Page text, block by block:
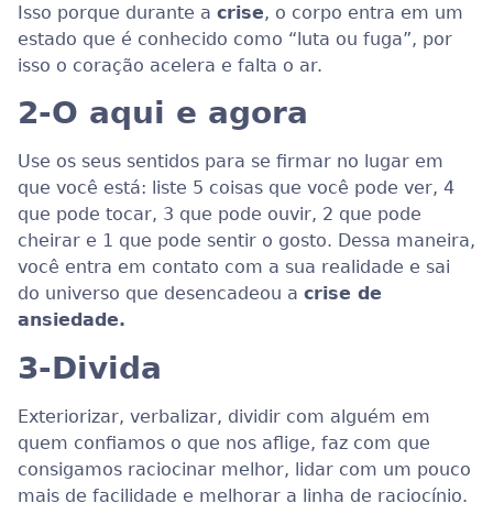
Isso porque durante a crise, o corpo entra em um
estado que é conhecido como “luta ou fuga”, por
isso o coração acelera e falta o ar.
2-O aqui e agora
Use os seus sentidos para se firmar no lugar em
que você está: liste 5 coisas que você pode ver, 4
que pode tocar, 3 que pode ouvir, 2 que pode
cheirar e 1 que pode sentir o gosto. Dessa maneira,
você entra em contato com a sua realidade e sai
do universo que desencadeou a crise de
ansiedade.
3-Divida
Exteriorizar, verbalizar, dividir com alguém em
quem confiamos o que nos aflige, faz com que
consigamos raciocinar melhor, lidar com um pouco
mais de facilidade e melhorar a linha de raciocínio.